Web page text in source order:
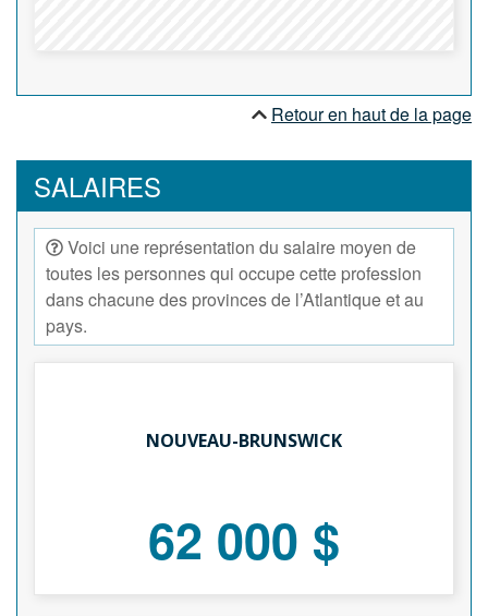
Retour en haut de la page
SALAIRES
Voici une représentation du salaire moyen de
toutes les personnes qui occupe cette profession
dans chacune des provinces de l’Atlantique et au
pays.
NOUVEAU-BRUNSWICK
62 000 $